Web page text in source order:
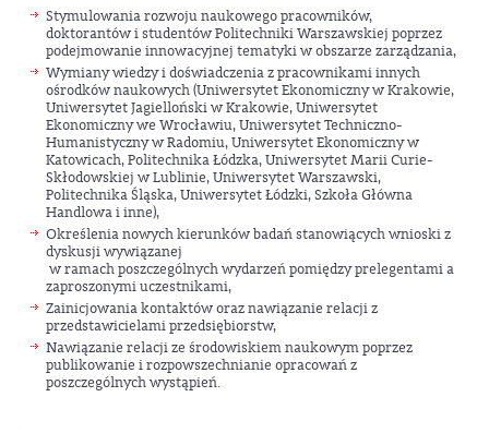
Stymulowania rozwoju naukowego pracowników,
doktorantów i studentów Politechniki Warszawskiej poprzez
podejmowanie innowacyjnej tematyki w obszarze zarządzania,
Wymiany wiedzy i doświadczenia z pracownikami innych
ośrodków naukowych (Uniwersytet Ekonomiczny w Krakowie,
Uniwersytet Jagielloński w Krakowie, Uniwersytet
Ekonomiczny we Wrocławiu, Uniwersytet Techniczno-
Humanistyczny w Radomiu, Uniwersytet Ekonomiczny w
Katowicach, Politechnika Łódzka, Uniwersytet Marii Curie-
Skłodowskiej w Lublinie, Uniwersytet Warszawski,
Politechnika Śląska, Uniwersytet Łódzki, Szkoła Główna
Handlowa i inne),
Określenia nowych kierunków badań stanowiących wnioski z
dyskusji wywiązanej
w ramach poszczególnych wydarzeń pomiędzy prelegentami a
zaproszonymi uczestnikami,
Zainicjowania kontaktów oraz nawiązanie relacji z
przedstawicielami przedsiębiorstw,
Nawiązanie relacji ze środowiskiem naukowym poprzez
publikowanie i rozpowszechnianie opracowań z
poszczególnych wystąpień.